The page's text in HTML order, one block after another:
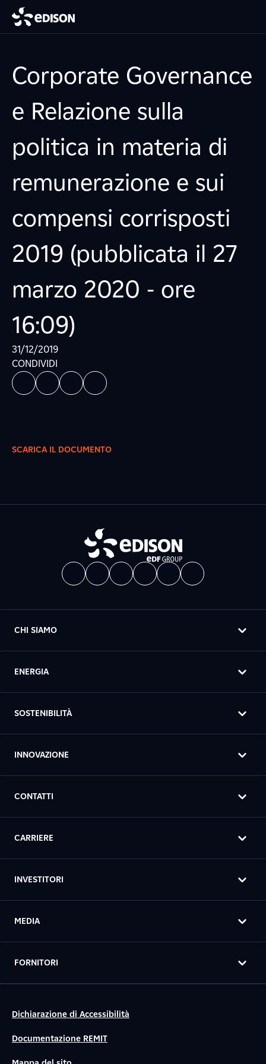
Corporate Governance
e Relazione sulla
politica in materia di
remunerazione e sui
compensi corrisposti
2019 (pubblicata il 27
marzo 2020 - ore
16:09)
31/12/2019
CONDIVIDI
SCARICA IL DOCUMENTO
CHI SIAMO
ENERGIA
SOSTENIBILITÀ
INNOVAZIONE
CONTATTI
CARRIERE
INVESTITORI
MEDIA
FORNITORI
Dichiarazione di Accessibilità
Documentazione REMIT